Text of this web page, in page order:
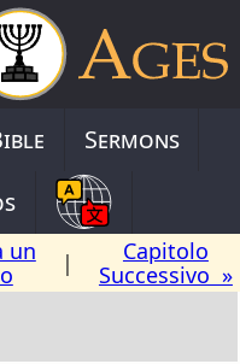
Sermons
un
|
Capitolo
Successivo »